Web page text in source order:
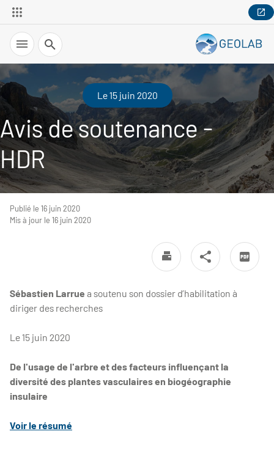
Recherche
Le 15 juin 2020
Avis de soutenance -
HDR
Publié le 16 juin 2020
Mis à jour le 16 juin 2020
Sébastien Larrue a soutenu son dossier d’habilitation à
diriger des recherches
Le 15 juin 2020
De l'usage de l'arbre et des facteurs influençant la
diversité des plantes vasculaires en biogéographie
insulaire
Voir le résumé